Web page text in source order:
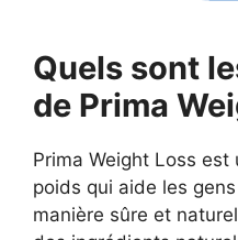
Quels sont
de Prima
Prima Weight Loss
poids qui aide les
manière sûre et